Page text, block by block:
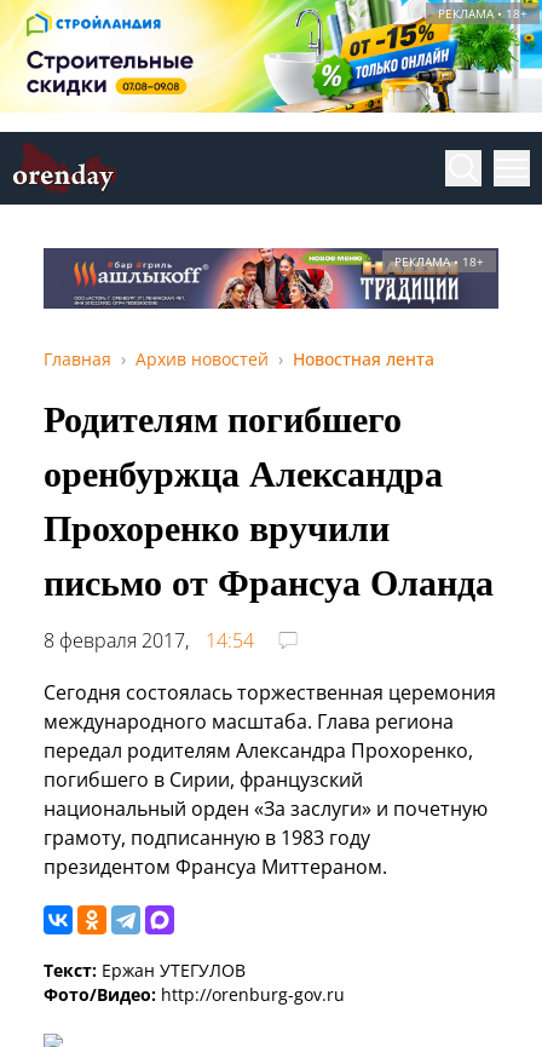
РЕКЛАМА • 18+
РЕКЛАМА • 18+
Главная Архив новостей Новостная лента
Родителям погибшего
оренбуржца Александра
Прохоренко вручили
письмо от Франсуа Оланда
8 февраля 2017,
14:54
Сегодня состоялась торжественная церемония
международного масштаба. Глава региона
передал родителям Александра Прохоренко,
погибшего в Сирии, французский
национальный орден «За заслуги» и почетную
грамоту, подписанную в 1983 году
президентом Франсуа Миттераном.
Текст: Ержан УТЕГУЛОВ
Фото/Видео: http://orenburg-gov.ru